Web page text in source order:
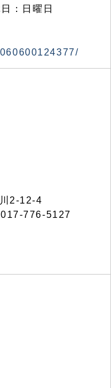
：日曜日
2-12-4
776-5127